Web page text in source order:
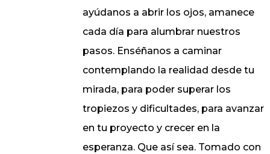
ayúdanos a abrir los ojos, amanece
cada día para alumbrar nuestros
pasos. Enséñanos a caminar
contemplando la realidad desde tu
mirada, para poder superar los
tropiezos y dificultades, para avanzar
en tu proyecto y crecer en la
esperanza. Que así sea. Tomado con